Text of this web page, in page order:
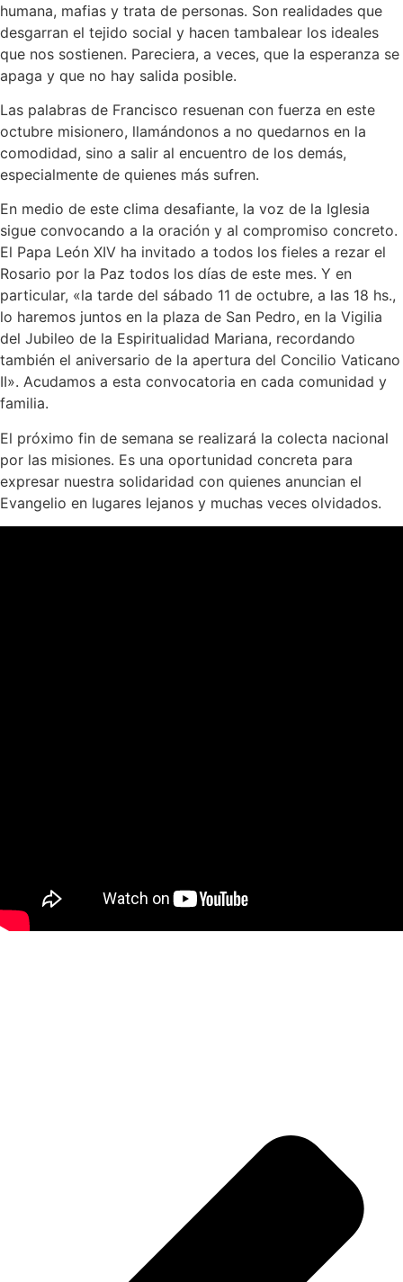
humana, mafias y trata de personas. Son realidades que
desgarran el tejido social y hacen tambalear los ideales
que nos sostienen. Pareciera, a veces, que la esperanza se
apaga y que no hay salida posible.
Las palabras de Francisco resuenan con fuerza en este
octubre misionero, llamándonos a no quedarnos en la
comodidad, sino a salir al encuentro de los demás,
especialmente de quienes más sufren.
En medio de este clima desafiante, la voz de la Iglesia
sigue convocando a la oración y al compromiso concreto.
El Papa León XIV ha invitado a todos los fieles a rezar el
Rosario por la Paz todos los días de este mes. Y en
particular, «la tarde del sábado 11 de octubre, a las 18 hs.,
lo haremos juntos en la plaza de San Pedro, en la Vigilia
del Jubileo de la Espiritualidad Mariana, recordando
también el aniversario de la apertura del Concilio Vaticano
II». Acudamos a esta convocatoria en cada comunidad y
familia.
El próximo fin de semana se realizará la colecta nacional
por las misiones. Es una oportunidad concreta para
expresar nuestra solidaridad con quienes anuncian el
Evangelio en lugares lejanos y muchas veces olvidados.